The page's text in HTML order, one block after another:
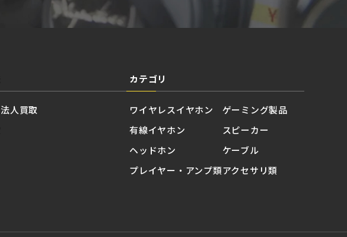
法人買取
カテゴリ
ワイヤレスイヤホン
有線イヤホン
ヘッドホン
プレイヤー・アンプ類
ゲーミング製品
スピーカー
ケーブル
アクセサリ類